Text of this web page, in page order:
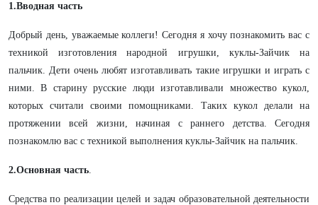
1.Вводная часть
Добрый день, уважаемые коллеги!Сегодня я хочу познакомить вас с
техникой изготовления народной игрушки, куклы-Зайчик на
пальчик. Дети очень любят изготавливать такие игрушки и играть с
ними. В старину русские люди изготавливали множество кукол,
которых считали своими помощниками. Таких кукол делали на
протяжении всей жизни, начиная с раннего детства. Сегодня
познакомлю вас с техникой выполнения куклы-Зайчик на пальчик.
2.Основная часть.
Средства по реализации целей и задач образовательной деятельности